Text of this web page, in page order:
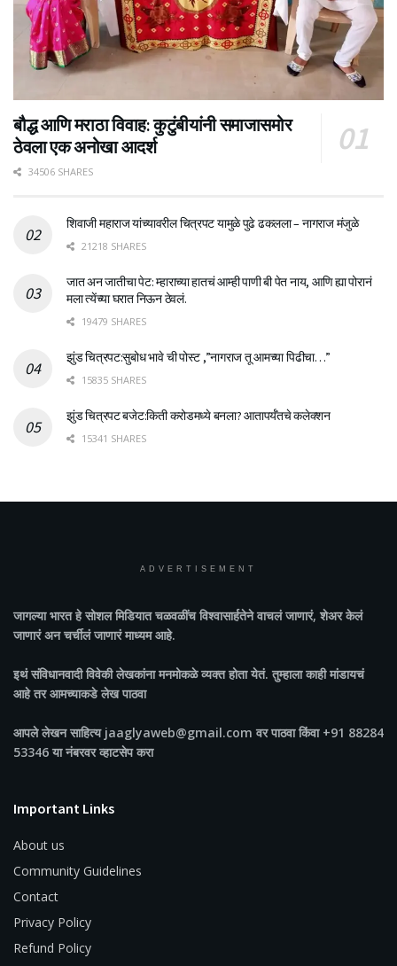
बौद्ध आणि मराठा विवाह: कुटुंबीयांनी समाजासमोर
ठेवला एक अनोखा आदर्श
34506 SHARES
शिवाजी महाराज यांच्यावरील चित्रपट यामुळे पुढे ढकलला – नागराज मंजुळे
21218 SHARES
जात अन जातीचा पेट: म्हाराच्या हातचं आम्ही पाणी बी पेत नाय, आणि ह्या पोरानं
मला त्येंच्या घरात निऊन ठेवलं.
19479 SHARES
झुंड चित्रपट:सुबोध भावे ची पोस्ट ,”नागराज तू आमच्या पिढीचा…”
15835 SHARES
झुंड चित्रपट बजेट:किती करोडमध्ये बनला? आतापर्यँतचे कलेक्शन
15341 SHARES
ADVERTISEMENT
जागल्या भारतहे सोशल मिडियात चळवळींच विश्वासार्हतेने वाचलं जाणारं, शेअर केलं
जाणारं अन चर्चीलं जाणारं माध्यम आहे.
इथं संविधानवादी विवेकी लेखकांना मनमोकळे व्यक्त होता येतं. तुम्हाला काही मांडायचं
आहे तर आमच्याकडे लेख पाठवा
आपले लेखन साहित्य jaaglyaweb@gmail.com वर पाठवा किंवा +91 88284
53346 या नंबरवर व्हाटसेप करा
Important Links
About us
Community Guidelines
Contact
Privacy Policy
Refund Policy